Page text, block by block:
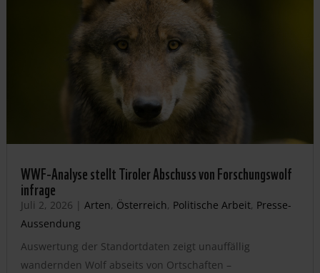
WWF-Analyse stellt Tiroler Abschuss von Forschungswolf
infrage
Juli 2, 2026 | Arten, Österreich, Politische Arbeit, Presse-
Aussendung
Auswertung der Standortdaten zeigt unauffällig
wandernden Wolf abseits von Ortschaften –